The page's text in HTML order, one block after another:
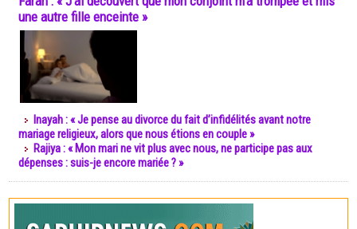
une autre fille enceinte »
Inayah : « Je pense au divorce du fait d’infidélités avant notre
mariage religieux, alors que nous étions en couple »
Rajiya : « Mon mari ne vit plus avec nous, ne participe pas aux
dépenses : suis-je encore mariée ? »